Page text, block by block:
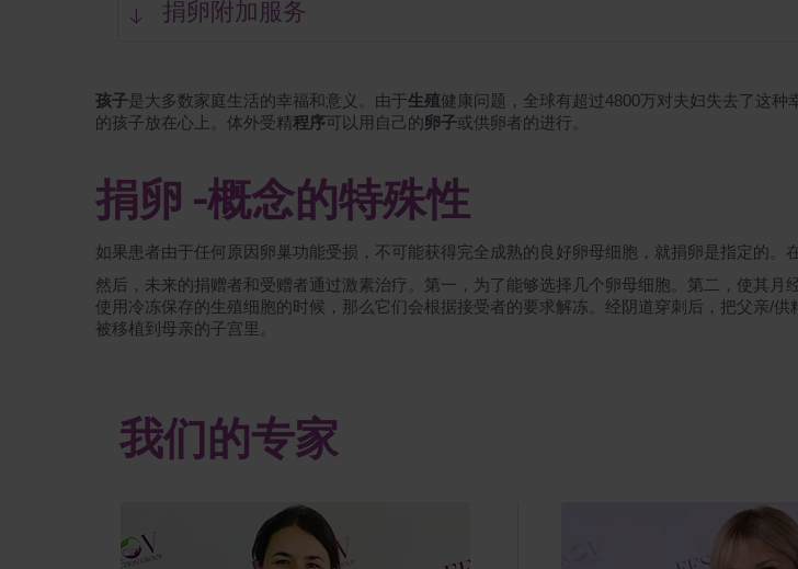
捐卵附加服务
孩子是大多数家庭生活的幸福和意义。由于生殖健康问题，全球有超过4800万对夫妇失去了这
的孩子放在心上。体外受精程序可以用自己的卵子或供卵者的进行。
捐卵 -概念的特殊性
如果患者由于任何原因卵巢功能受损，不可能获得完全成熟的良好卵母细胞，就捐卵是指定的。
然后，未来的捐赠者和受赠者通过激素治疗。第一，为了能够选择几个卵母细胞。第二，使其
使用冷冻保存的生殖细胞的时候，那么它们会根据接受者的要求解冻。经阴道穿刺后，把父亲/
被移植到母亲的子宫里。
我们的专家